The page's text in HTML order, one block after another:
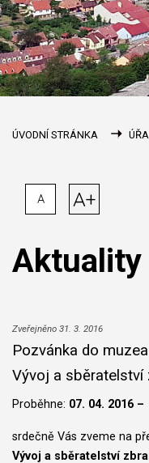
ÚVODNÍ STRÁNKA
A A+
Aktuality
Zveřejněno 31. 3. 2016
Pozvánka do
Vývoj a sběratelství
Proběhne: 07. 04. 2016 –
srdečně Vás zveme na
Vývoj a sběratelství